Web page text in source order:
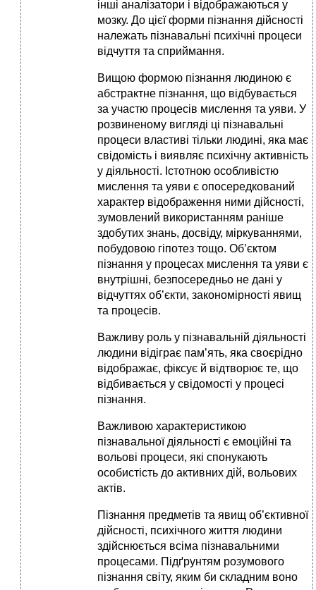
інші аналізатори і відображаються у
мозку. До цієї форми пізнання дійсності
належать пізнавальні психічні процеси
відчуття та сприймання.
Вищою формою пізнання людиною є
абстрактне пізнання, що відбувається
за участю процесів мислення та уяви. У
розвиненому вигляді ці пізнавальні
процеси властиві тільки людині, яка має
свідомість і виявляє психічну активність
у діяльності. Істотною особливістю
мислення та уяви є опосередкований
характер відображення ними дійсності,
зумовлений використанням раніше
здобутих знань, досвіду, міркуваннями,
побудовою гіпотез тощо. Об’єктом
пізнання у процесах мислення та уяви є
внутрішні, безпосередньо не дані у
відчуттях об’єкти, закономірності явищ
та процесів.
Важливу роль у пізнавальній діяльності
людини відіграє пам’ять, яка своєрідно
відображає, фіксує й відтворює те, що
відбивається у свідомості у процесі
пізнання.
Важливою характеристикою
пізнавальної діяльності є емоційні та
вольові процеси, які спонукають
особистість до активних дій, вольових
актів.
Пізнання предметів та явищ об’єктивної
дійсності, психічного життя людини
здійснюється всіма пізнавальними
процесами. Підґрунтям розумового
пізнання світу, яким би складним воно